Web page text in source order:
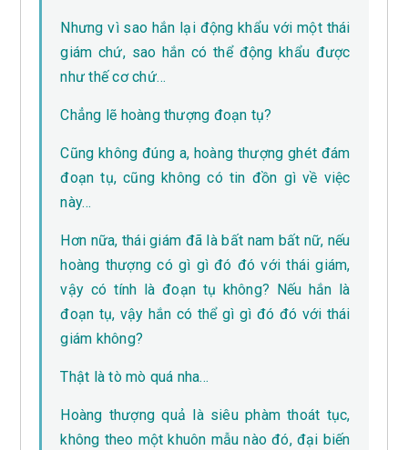
Nhưng vì sao hắn lại động khẩu với một thái
giám chứ, sao hắn có thể động khẩu được
như thế cơ chứ…
Chẳng lẽ hoàng thượng đoạn tụ?
Cũng không đúng a, hoàng thượng ghét đám
đoạn tụ, cũng không có tin đồn gì về việc
này…
Hơn nữa, thái giám đã là bất nam bất nữ, nếu
hoàng thượng có gì gì đó đó với thái giám,
vậy có tính là đoạn tụ không? Nếu hắn là
đoạn tụ, vậy hắn có thể gì gì đó đó với thái
giám không?
Thật là tò mò quá nha…
Hoàng thượng quả là siêu phàm thoát tục,
không theo một khuôn mẫu nào đó, đại biến